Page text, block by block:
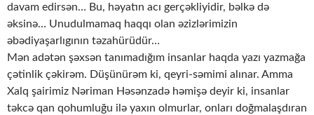
davam edirsən… Bu, həyatın acı gerçəkliyidir, bəlkə də
əksinə… Unudulmamaq haqqı olan əzizlərimizin
əbədiyaşarlıgının təzahürüdür…
Mən adətən şəxsən tanımadığım insanlar haqda yazı yazmağa
çətinlik çəkirəm. Düşünürəm ki, qeyri-səmimi alınar. Amma
Xalq şairimiz Nəriman Həsənzadə həmişə deyir ki, insanlar
təkcə qan qohumluğu ilə yaxın olmurlar, onları doğmalaşdıran